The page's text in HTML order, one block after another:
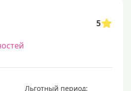
5
Льготный период: